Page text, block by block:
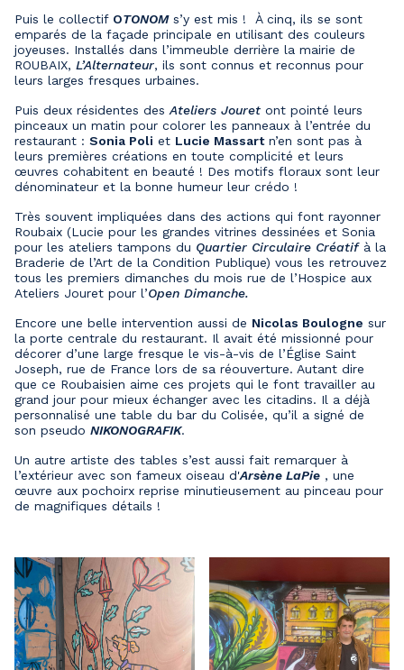
Puis le collectif OTONOMs’y est mis ! À cinq, ils se sont
emparés de la façade principale en utilisant des couleurs
joyeuses. Installés dans l’immeuble derrière la mairie de
ROUBAIX, L’Alternateur, ils sont connus et reconnus pour
leurs larges fresques urbaines.
Puis deux résidentes des Ateliers Jouret ont pointé leurs
pinceaux un matin pour colorer les panneaux à l’entrée du
restaurant : Sonia Poli et Lucie Massartn’en sont pas à
leurs premières créations en toute complicité et leurs
œuvres cohabitent en beauté ! Des motifs floraux sont leur
dénominateur et la bonne humeur leur crédo !
Très souvent impliquées dans des actions qui font rayonner
Roubaix (Lucie pour les grandes vitrines dessinées et Sonia
pour les ateliers tampons du Quartier Circulaire Créatif à la
Braderie de l’Art de la Condition Publique) vous les retrouvez
tous les premiers dimanches du mois rue de l’Hospice aux
Ateliers Jouret pour l’Open Dimanche.
Encore une belle intervention aussi de Nicolas Boulogne sur
la porte centrale du restaurant. Il avait été missionné pour
décorer d’une large fresque le vis-à-vis de l’Église Saint
Joseph, rue de France lors de sa réouverture. Autant dire
que ce Roubaisien aime ces projets qui le font travailler au
grand jour pour mieux échanger avec les citadins. Il a déjà
personnalisé une table du bar du Colisée, qu’il a signé de
son pseudo NIKONOGRAFIK.
Un autre artiste des tables s’est aussi fait remarquer à
l’extérieur avec son fameux oiseau d'Arsène LaPie , une
œuvre aux pochoirx reprise minutieusement au pinceau pour
de magnifiques détails !